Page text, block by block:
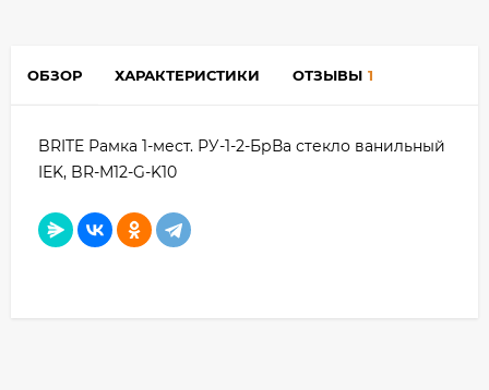
ОБЗОР ХАРАКТЕРИСТИКИ ОТЗЫВЫ 1
BRITE Рамка 1-мест. РУ-1-2-БрВа стекло ванильный
IEK, BR-M12-G-K10